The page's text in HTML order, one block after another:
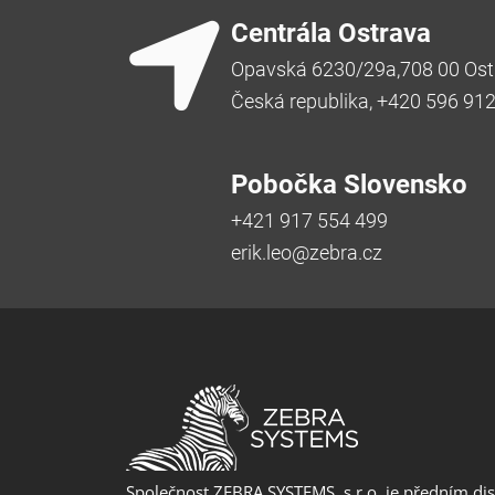
Centrála Ostrava
Opavská 6230/29a,708 00
Česká republika, +420 596
Pobočka Slovensko
+421 917 554 499
erik.leo@zebra.cz